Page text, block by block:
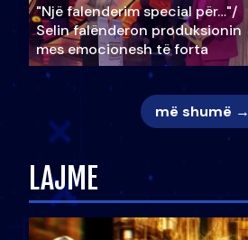
"Një falenderim special për…"/
Selin falënderon produksionin
mes emocionesh të forta
më shumë →
LAJME